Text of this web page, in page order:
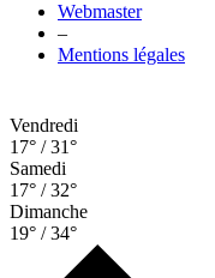
Webmaster
–
Mentions légales
Vendredi
17° / 31°
Samedi
17° / 32°
Dimanche
19° / 34°